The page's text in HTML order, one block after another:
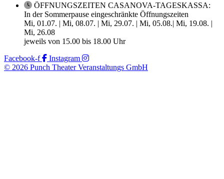
ÖFFNUNGSZEITEN CASANOVA-TAGESKASSA:
In der Sommerpause eingeschränkte Öffnungszeiten
Mi, 01.07. | Mi, 08.07. | Mi, 29.07. | Mi, 05.08.| Mi, 19.08. |
Mi, 26.08
jeweils von 15.00 bis 18.00 Uhr
Facebook-f
Instagram
© 2026 Punch Theater Veranstaltungs GmbH